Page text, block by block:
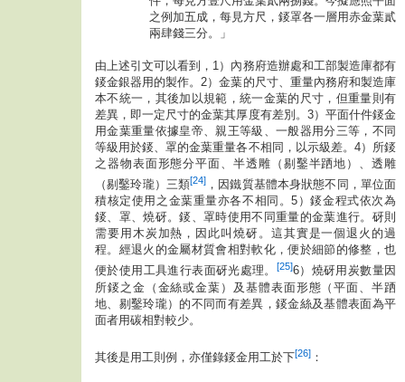
之例加五成，每見方尺，錽罩各一層用赤金葉貳
兩肆錢三分。」
由上述引文可以看到，1）內務府造辦處和工部製造庫都有
錽金銀器用的製作。2）金葉的尺寸、重量內務府和製造庫
本不統一，其後加以規範，統一金葉的尺寸，但重量則有
差異，即一定尺寸的金葉其厚度有差別。3）平面什件錽金
用金葉重量依據皇帝、親王等級、一般器用分三等，不同
等級用於錽、罩的金葉重量各不相同，以示級差。4）所錽
之器物表面形態分平面、半透雕（剔鑿半跴地）、透雕
（剔鑿玲瓏）三類[24] ，因鐵質基體本身狀態不同，單位面
積核定使用之金葉重量亦各不相同。5）錽金程式依次為
錽、罩、燒砑。錽、罩時使用不同重量的金葉進行。砑則
需要用木炭加熱，因此叫燒砑。這其實是一個退火的過
程。經退火的金屬材質會相對軟化，便於細節的修整，也
便於使用工具進行表面砑光處理。
[25]6）燒砑用炭數量因
所錽之金（金絲或金葉）及基體表面形態（平面、半跴
地、剔鑿玲瓏）的不同而有差異，錽金絲及基體表面為平
面者用碳相對較少。
其後是用工則例，亦僅錄錽金用工於下[26] ：